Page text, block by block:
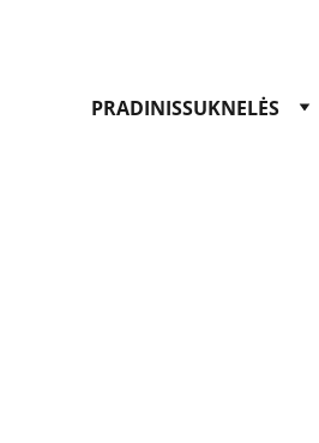
PRADINISSUKNELĖS